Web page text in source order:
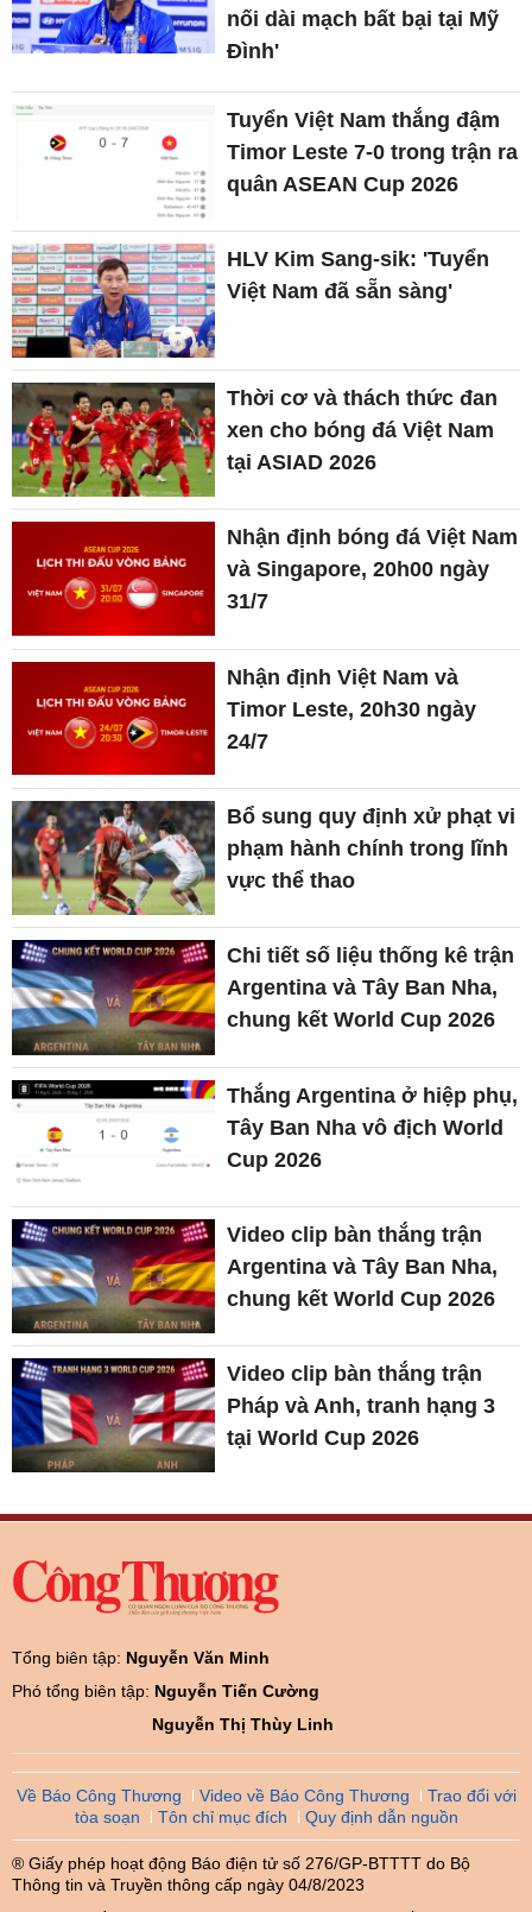
nối dài mạch bất bại tại Mỹ
Đình'
Tuyển Việt Nam thắng đậm
Timor Leste 7-0 trong trận ra
quân ASEAN Cup 2026
HLV Kim Sang-sik: 'Tuyển
Việt Nam đã sẵn sàng'
Thời cơ và thách thức đan
xen cho bóng đá Việt Nam
tại ASIAD 2026
Nhận định bóng đá Việt Nam
và Singapore, 20h00 ngày
31/7
Nhận định Việt Nam và
Timor Leste, 20h30 ngày
24/7
Bổ sung quy định xử phạt vi
phạm hành chính trong lĩnh
vực thể thao
Chi tiết số liệu thống kê trận
Argentina và Tây Ban Nha,
chung kết World Cup 2026
Thắng Argentina ở hiệp phụ,
Tây Ban Nha vô địch World
Cup 2026
Video clip bàn thắng trận
Argentina và Tây Ban Nha,
chung kết World Cup 2026
Video clip bàn thắng trận
Pháp và Anh, tranh hạng 3
tại World Cup 2026
Tổng biên tập: Nguyễn Văn Minh
Phó tổng biên tập: Nguyễn Tiến Cường
Nguyễn Thị Thùy Linh
Về Báo Công Thương Video về Báo Công Thương
Trao đổi với
tòa soạn
Tôn chỉ mục đích Quy định dẫn nguồn
® Giấy phép hoạt động Báo điện tử số 276/GP-BTTTT do Bộ
Thông tin và Truyền thông cấp ngày 04/8/2023